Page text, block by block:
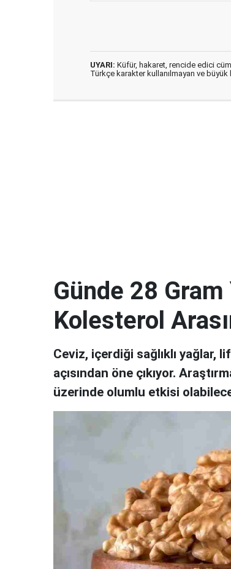
UYARI: Küfür, hakaret, rencide edici
Türkçe karakter kullanılmayan ve
Günde 28
Kolesterol
Ceviz, içerdiği sağlıklı yağlar,
açısından öne çıkıyor.
üzerinde olumlu etkisi